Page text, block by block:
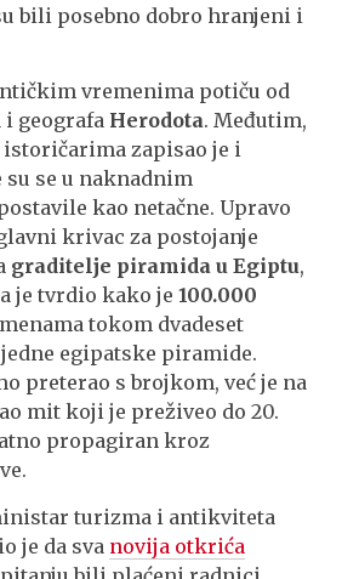
bili posebno dobro hranjeni i
vremenima potiču od
geografa Herodota. Međutim,
zapisao je i
su se u naknadnim
kao netačne. Upravo
krivac za postojanje
graditelje piramida u Egiptu,
je tvrdio kako je100.000
tokom dvadeset
egipatske piramide.
preterao s brojkom, već je na
mit koji je preživeo do 20.
propagiran kroz
turizma i antikviteta
je da sva novija otkrića